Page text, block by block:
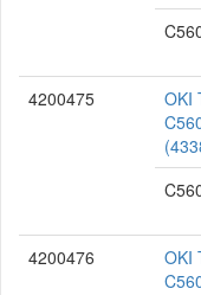
4200475
OKI
4200476
OKI